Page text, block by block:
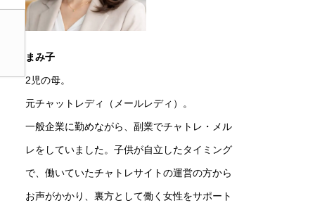
まみ子
2児の母。
元チャットレディ（メールレディ）。
一般企業に勤めながら、副業でチャトレ・メル
レをしていました。子供が自立したタイミング
で、働いていたチャトレサイトの運営の方から
お声がかかり、裏方として働く女性をサポート